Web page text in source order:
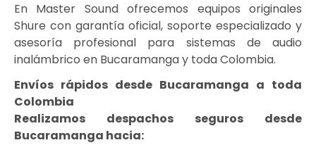
En Master Sound ofrecemos equipos originales
Shure con garantía oficial, soporte especializado y
asesoría profesional para sistemas de audio
inalámbrico en Bucaramanga y toda Colombia.
Envíos rápidos desde Bucaramanga a toda
Colombia
Realizamos despachos seguros desde
Bucaramanga hacia: